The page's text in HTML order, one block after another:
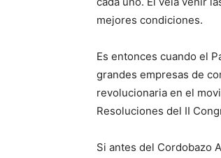
mejores condiciones.
Es entonces cuando el
grandes empresas de
revolucionaria en el
Resoluciones del II
Si antes del Cordobazo